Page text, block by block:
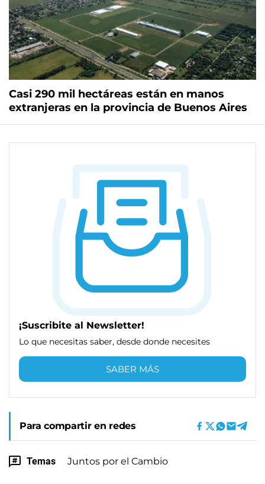
Casi 290 mil hectáreas están en manos
extranjeras en la provincia de Buenos Aires
¡Suscribite al Newsletter!
Lo que necesitas saber, desde donde necesites
SABER MÁS
Para compartir en redes
Temas Juntos por el Cambio